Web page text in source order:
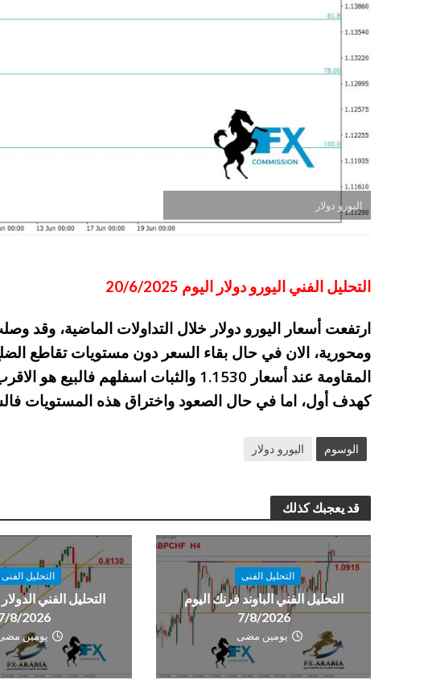
اليورو دولار
التحليل الفني اليورو دولار اليوم 20/6/2025
ارتفعت أسعار اليورو دولار خلال التداولات الماضية، وقد
ومحورية، الان في حال بقاء السعر دون مستويات تقاطع
كهدف أول، اما في حال الصعود واختراق هذه المستويات
الوسوم اليورو دولار
قد يعجبك كذلك
التحليل الفنى
التحليل الفني الباوند فرنك اليوم
7/8/2026
يومين مضى
التحليل الفنى
التحليل الفني
8/2026
يومين